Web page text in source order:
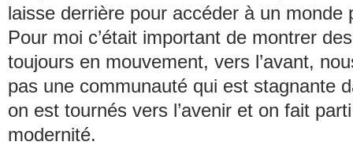
laisse derrière pour accéder à un monde
Pour moi c’était important de montrer
toujours en mouvement, vers l’avant,
pas une communauté qui est stagnante
on est tournés vers l’avenir et on fait
modernité.